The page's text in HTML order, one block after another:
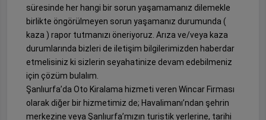
süresinde her hangi bir sorun yaşamamanız dilemekle
birlikte öngörülmeyen sorun yaşamanız durumunda (
kaza ) rapor tutmanızı öneriyoruz. Arıza ve/veya kaza
durumlarında bizleri de iletişim bilgilerimizden haberdar
etmelisiniz ki sizlerin seyahatinize devam edebilmeniz
için çözüm bulalım.
Şanlıurfa’da Oto Kiralama hizmeti veren Wincar Firması
olarak diğer bir hizmetimiz de; Havalimanı’ndan şehrin
merkezine veya Şanlıurfa’mızın turistik yerlerine, tarihi